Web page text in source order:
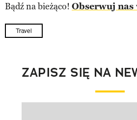
Bądź na bieżąco! Obserwuj nas
Travel
ZAPISZ SIĘ NA